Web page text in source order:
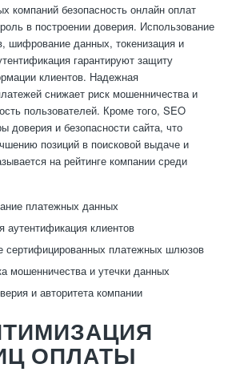
компаний безопасность онлайн оплат
в построении доверия. Использование
шифрование данных, токенизация и
гарантируют защиту
клиентов. Надежная
снижает риск мошенничества и
пользователей. Кроме того, SEO
доверия и безопасности сайта, что
позиций в поисковой выдаче и
на рейтинге компании среди
платежных данных
аутентификация клиентов
сертифицированных платежных шлюзов
мошенничества и утечки данных
и авторитета компании
ОПЛАТЫ